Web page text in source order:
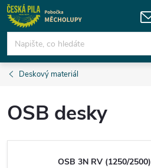
Přejít
na
obsah
Deskový materiál
OSB desky
OSB 3N RV (1250/2500)